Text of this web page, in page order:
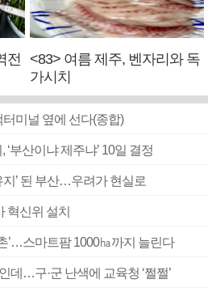
전
<83> 여름 제주, 벤자리와 독
가시치
미널 옆에 선다(종합)
부산이냐 제주냐’ 10일 결정
지’ 된 부산…우려가 현실로
혁신위 설치
’…스마트팜 1000㏊까지 늘린다
데…구·군 난색에 교육청 ‘쩔쩔’